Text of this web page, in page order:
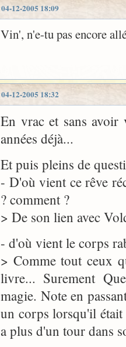
04-12-2005 18:09
Vin', n'e-tu pas encore
04-12-2005 18:32
En vrac et sans
années déjà...
Et puis pleins de
- D'où vient ce rêve
? comment ?
> De son lien avec
- d'où vient le corps
> Comme tout ceux
livre... Surement
magie. Note en
un corps lorsqu'il
a plus d'un tour dans